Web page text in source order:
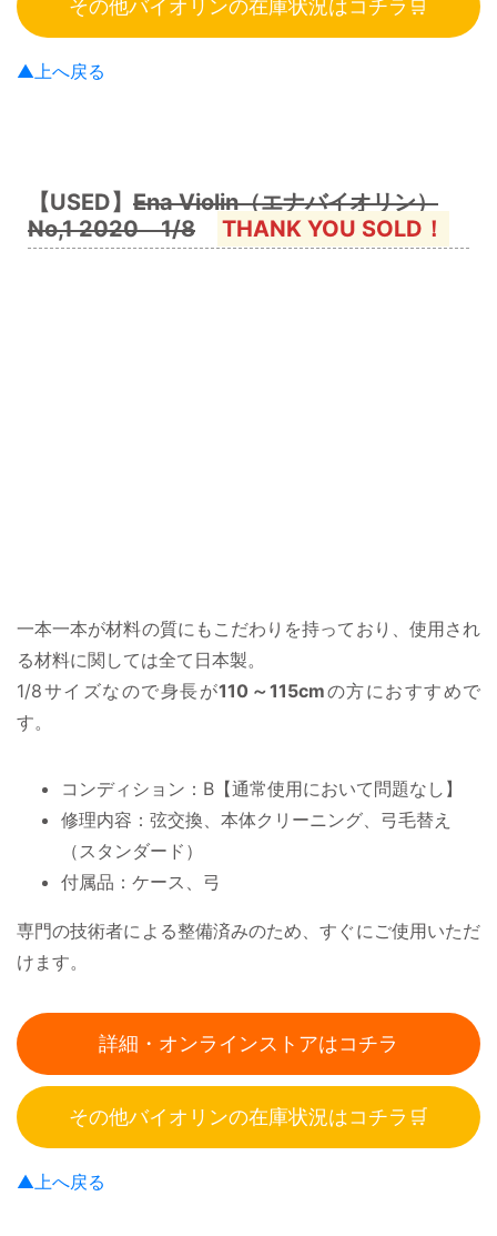
その他バイオリンの在庫状況はコチラ🛒
▲上へ戻る
【USED】 Ena Violin（エナバイオリン）
No,1 2020 1/8
THANK YOU SOLD！
一本一本が材料の質にもこだわりを持っており、使用され
る材料に関しては全て日本製。
1/8サイズなので身長が110～115cmの方におすすめで
す。
コンディション：B【通常使用において問題なし】
修理内容：弦交換、本体クリーニング、弓毛替え
（スタンダード）
付属品：ケース、弓
専門の技術者による整備済みのため、すぐにご使用いただ
けます。
詳細・オンラインストアはコチラ
その他バイオリンの在庫状況はコチラ🛒
▲上へ戻る